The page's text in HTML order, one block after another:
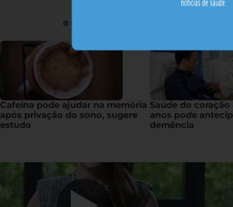
Cafeína pode ajudar na memória
após privação do sono, sugere
estudo
Saúde do coração
anos pode
demência